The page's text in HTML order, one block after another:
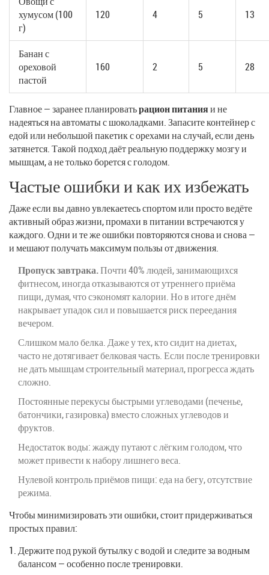
хумусом (100
г)
120 4 5 13
Банан с
ореховой
пастой
160 2 5 28
Главное — заранее планироватьрацион питанияи не
надеяться на автоматы с шоколадками. Запасите контейнер с
едой или небольшой пакетик с орехами на случай, если день
затянется. Такой подход даёт реальную поддержку мозгу и
мышцам, а не только борется с голодом.
Частые ошибки и как их избежать
Даже если вы давно увлекаетесь спортом или просто ведёте
активный образ жизни, промахи в питании встречаются у
каждого. Одни и те же ошибки повторяются снова и снова —
и мешают получать максимум пользы от движения.
Пропуск завтрака.Почти 40% людей, занимающихся
фитнесом, иногда отказываются от утреннего приёма
пищи, думая, что сэкономят калории. Но в итоге днём
накрывает упадок сил и повышается риск переедания
вечером.
Слишком мало белка. Даже у тех, кто сидит на диетах,
часто не дотягивает белковая часть. Если после тренировки
не дать мышцам строительный материал, прогресса ждать
сложно.
Постоянные перекусы быстрыми углеводами (печенье,
батончики, газировка) вместо сложных углеводов и
фруктов.
Недостаток воды: жажду путают с лёгким голодом, что
может привести к набору лишнего веса.
Нулевой контроль приёмов пищи: еда на бегу, отсутствие
режима.
Чтобы минимизировать эти ошибки, стоит придерживаться
простых правил:
Держите под рукой бутылку с водой и следите за водным
балансом — особенно после тренировки.